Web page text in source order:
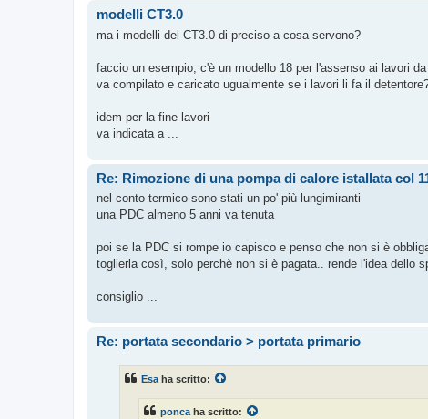
modelli CT3.0
ma i modelli del CT3.0 di preciso a cosa servono?
faccio un esempio, c'è un modello 18 per l'assenso ai lavori
va compilato e caricato ugualmente se i lavori li fa il
idem per la fine lavori
va indicata a ...
Re: Rimozione di una pompa di calore istallata col
nel conto termico sono stati un po' più lungimiranti
una PDC almeno 5 anni va tenuta
poi se la PDC si rompe io capisco e penso che non si è
toglierla così, solo perchè non si è pagata.. rende l'idea dello
consiglio ...
Re: portata secondario > portata primario
Esa ha scritto:
ponca ha scritto: